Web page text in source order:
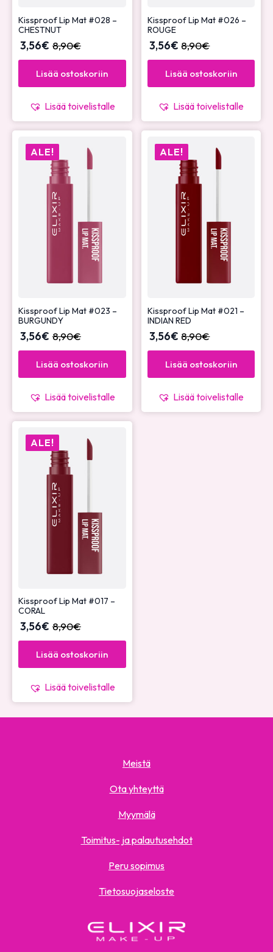
Kissproof Lip Mat #028 –
CHESTNUT
8,90€
3,56€
Lisää ostoskoriin
Lisää toivelistalle
Kissproof Lip Mat #026 –
ROUGE
8,90€
3,56€
Lisää ostoskoriin
Lisää toivelistalle
ALE!
Kissproof Lip Mat #023 –
BURGUNDY
8,90€
3,56€
Lisää ostoskoriin
Lisää toivelistalle
ALE!
Kissproof Lip Mat #021 –
INDIAN RED
8,90€
3,56€
Lisää ostoskoriin
Lisää toivelistalle
ALE!
Kissproof Lip Mat #017 –
CORAL
8,90€
3,56€
Lisää ostoskoriin
Lisää toivelistalle
Meistä
Ota yhteyttä
Myymälä
Toimitus- ja palautusehdot
Peru sopimus
Tietosuojaseloste